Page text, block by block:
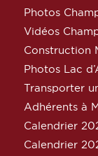
Photos
Vidéos
Construction
Photos Lac
Transporter
Adhérents à
Calendrier
Calendrier